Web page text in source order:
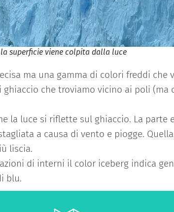
superficie viene colpita dalla luce
ma una gamma di colori freddi che
ghiaccio che troviamo vicino ai poli (ma
la luce si riflette sul ghiaccio. La parte
a causa di vento e piogge.
liscia.
di interni il color iceberg indica
blu.